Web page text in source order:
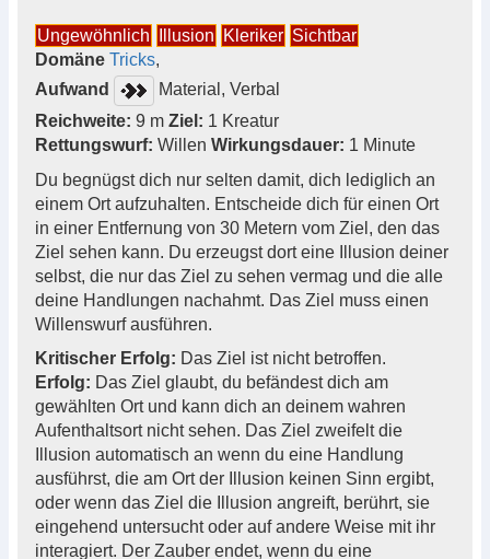
Ungewöhnlich Illusion Kleriker Sichtbar
Domäne Tricks,
Aufwand
Material, Verbal
Reichweite: 9 m Ziel: 1 Kreatur
Rettungswurf: Willen Wirkungsdauer: 1 Minute
Du begnügst dich nur selten damit, dich lediglich an
einem Ort aufzuhalten. Entscheide dich für einen Ort
in einer Entfernung von 30 Metern vom Ziel, den das
Ziel sehen kann. Du erzeugst dort eine Illusion deiner
selbst, die nur das Ziel zu sehen vermag und die alle
deine Handlungen nachahmt. Das Ziel muss einen
Willenswurf ausführen.
Kritischer Erfolg: Das Ziel ist nicht betroffen.
Erfolg: Das Ziel glaubt, du befändest dich am
gewählten Ort und kann dich an deinem wahren
Aufenthaltsort nicht sehen. Das Ziel zweifelt die
Illusion automatisch an wenn du eine Handlung
ausführst, die am Ort der Illusion keinen Sinn ergibt,
oder wenn das Ziel die Illusion angreift, berührt, sie
eingehend untersucht oder auf andere Weise mit ihr
interagiert. Der Zauber endet, wenn du eine